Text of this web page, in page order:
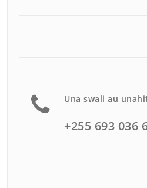
Una swali au
+255 693 036